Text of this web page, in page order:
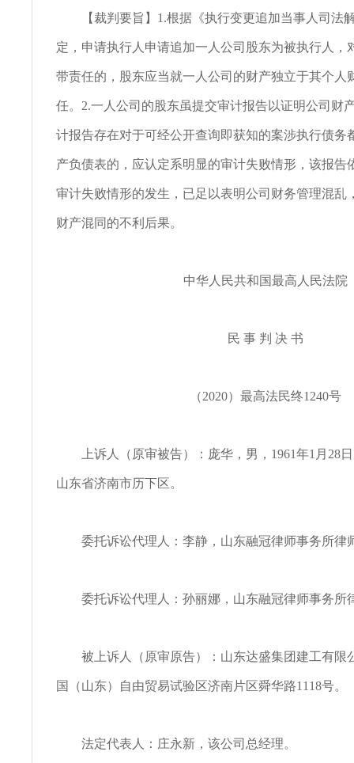
【裁判要旨】1.根据《执行变更追加当事人司法
定，申请执行人申请追加一人公司股东为被执行人，
带责任的，股东应当就一人公司的财产独立于其个人
任。2.一人公司的股东虽提交审计报告以证明公司财
计报告存在对于可经公开查询即获知的案涉执行债务
产负债表的，应认定系明显的审计失败情形，该报告
审计失败情形的发生，已足以表明公司财务管理混乱
财产混同的不利后果。
中华人民共和国最高人民法院
民 事 判 决 书
（2020）最高法民终1240号
上诉人（原审被告）：庞华，男，1961年1月28
山东省济南市历下区。
委托诉讼代理人：李静，山东融冠律师事务所律
委托诉讼代理人：孙丽娜，山东融冠律师事务所
被上诉人（原审原告）：山东达盛集团建工有限
国（山东）自由贸易试验区济南片区舜华路1118号。
法定代表人：庄永新，该公司总经理。